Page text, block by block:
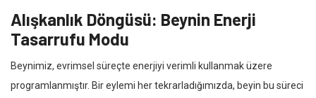
Alışkanlık Döngüsü: Beynin Enerji
Tasarrufu Modu
Beynimiz, evrimsel süreçte enerjiyi verimli kullanmak üzere
programlanmıştır. Bir eylemi her tekrarladığımızda, beyin bu süreci